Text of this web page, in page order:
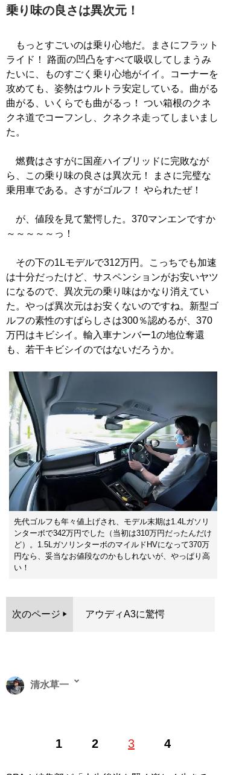
乗り味の良さは異次元！
もっとすごいのは乗り心地だ。まさにフラット
ライド！ 路面の凹凸をすべて吸収してしまうみ
たいに、ものすごく乗り心地がイイ。コーナーを
攻めても、姿勢はウルトラ安定している。曲がる
曲がる、いくらでも曲がるっ！ つい箱根のクネ
クネ道でコーフンし、クネクネ走ってしまいまし
た。
燃費はさすがに国産ハイブリッドに完敗なが
ら、この乗り味の良さは異次元！ まさに完璧な
乗用車である。さすがゴルフ！ やられたぜ！
が、値段を見て驚愕した。370マンエンですか
～～～～～っ！
その下の1Lモデルで312万円。こっちでも加速
は十分だったけど、サスペンションがお安いヤツ
になるので、異次元の乗り味はかなり消えてい
た。やっぱ異次元はお安くないのですね。新型ゴ
ルフの素性のすばらしさは300％認めるが、370
万円はキビシイ。輸入車ナンバー1の地位奪還
も、若干キビシイのではないだろうか。
先代ゴルフも年々値上げされ、モデル末期は1.4Lガソリ
ンターボで342万円でした（当初は310万円だったんだけ
ど）。1.5LガソリンターボのマイルドHVになって370万
円なら、妥当なお値段なのかもしれないが、やっぱり高
い！
次のページ アウディA3に驚愕
1 2 3 4
清水草一
そのフェラーリください!!
』をはじめとするお